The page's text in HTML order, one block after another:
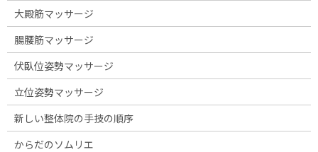
大殿筋マッサージ
腸腰筋マッサージ
伏臥位姿勢マッサージ
立位姿勢マッサージ
新しい整体院の手技の順序
からだのソムリエ